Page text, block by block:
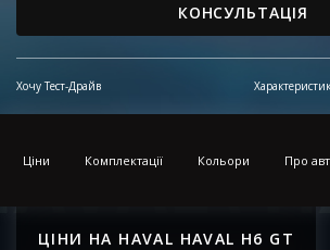
КОНСУЛЬТАЦІЯ
Хочу Тест-Драйв
Ціни Комплектації Кольори Про
ЦІНИ НА HAVAL HAVAL H6 GT